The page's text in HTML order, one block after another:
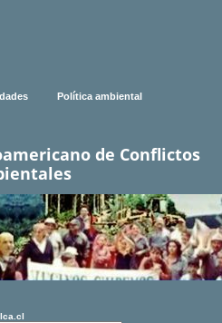
Política ambiental
de Conflictos